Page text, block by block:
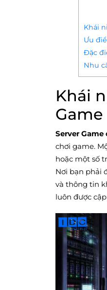
Khái
Ưu
Đặc
Nhu
Khái
Game
Server
chơi game.
hoặc một số
Nơi bạn phải
và thông tin
luôn được